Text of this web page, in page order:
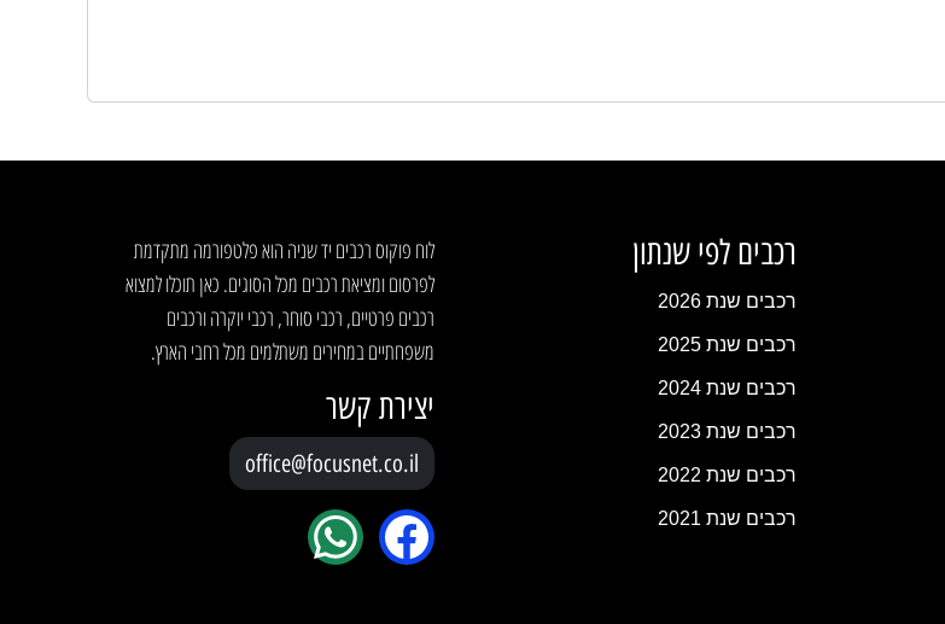
רכבים לפי שנתון
רכבים שנת 2026
רכבים שנת 2025
רכבים שנת 2024
רכבים שנת 2023
רכבים שנת 2022
רכבים שנת 2021
לוח פוקוס רכבים יד שניה הוא פלטפורמה מתקדמת
לפרסום ומציאת רכבים מכל הסוגים. כאן תוכלו למצוא
רכבים פרטיים, רכבי סוחר, רכבי יוקרה ורכבים
משפחתיים במחירים משתלמים מכל רחבי הארץ.
יצירת קשר
office@focusnet.co.il